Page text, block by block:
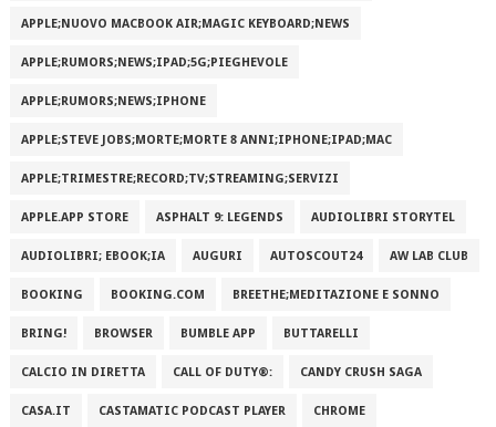
APPLE;NUOVO MACBOOK AIR;MAGIC KEYBOARD;NEWS
APPLE;RUMORS;NEWS;IPAD;5G;PIEGHEVOLE
APPLE;RUMORS;NEWS;IPHONE
APPLE;STEVE JOBS;MORTE;MORTE 8 ANNI;IPHONE;IPAD;MAC
APPLE;TRIMESTRE;RECORD;TV;STREAMING;SERVIZI
APPLE.APP STORE ASPHALT 9: LEGENDS AUDIOLIBRI STORYTEL
AUDIOLIBRI; EBOOK;IA AUGURI AUTOSCOUT24 AW LAB CLUB
BOOKING BOOKING.COM BREETHE;MEDITAZIONE E SONNO
BRING! BROWSER BUMBLE APP BUTTARELLI
CALCIO IN DIRETTA CALL OF DUTY®: CANDY CRUSH SAGA
CASA.IT CASTAMATIC PODCAST PLAYER CHROME